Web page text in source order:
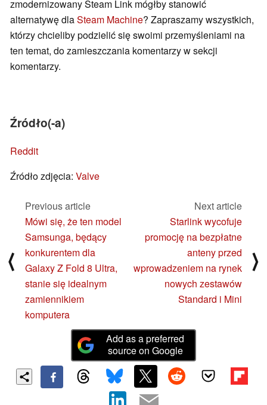
zmodernizowany Steam Link mógłby stanowić
alternatywę dlaSteam Machine? Zapraszamy wszystkich,
którzy chcieliby podzielić się swoimi przemyśleniami na
ten temat, do zamieszczania komentarzy w sekcji
komentarzy.
Źródło(-a)
Reddit
Źródło zdjęcia: Valve
⟨
Previous article
Mówi się, że ten model
Samsunga, będący
konkurentem dla
Galaxy Z Fold 8 Ultra,
stanie się idealnym
zamiennikiem
komputera
Next article
Starlink wycofuje
promocję na bezpłatne
anteny przed
wprowadzeniem na rynek
nowych zestawów
Standard i Mini
⟩
Add as a preferred
source on Google